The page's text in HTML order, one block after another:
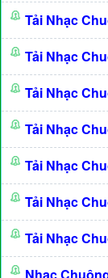
Tải Nhạc
Tải Nhạc
Tải Nhạc
Tải Nhạc
Tải Nhạc
Tải Nhạc
Tải Nhạc